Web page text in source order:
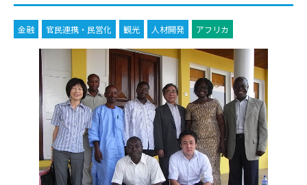
金融 官民連携・民営化 観光 人材開発 アフリカ